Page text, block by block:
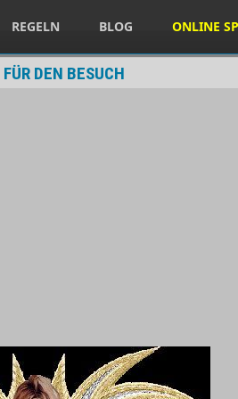
REGELN BLOG ONLINE
DEN BESUCH